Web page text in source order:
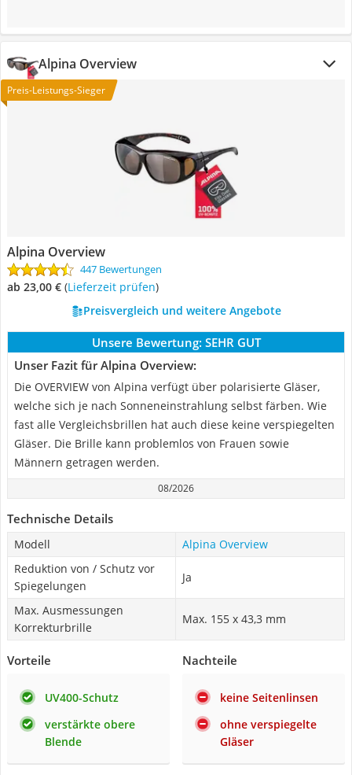
Alpina Overview
Preis-Leistungs-Sieger
Alpina Overview
447 Bewertungen
ab 23,00 € (Lieferzeit prüfen)
Preisvergleich und weitere Angebote
Unsere Bewertung: SEHR GUT
Unser Fazit für Alpina Overview:
Die OVERVIEW von Alpina verfügt über polarisierte Gläser,
welche sich je nach Sonneneinstrahlung selbst färben. Wie
fast alle Vergleichsbrillen hat auch diese keine verspiegelten
Gläser. Die Brille kann problemlos von Frauen sowie
Männern getragen werden.
08/2026
Technische Details
Modell
Alpina Overview
Reduktion von / Schutz vor
Spiegelungen
Ja
Max. Ausmessungen
Korrekturbrille
Max. 155 x 43,3 mm
Vorteile
UV400-Schutz
verstärkte obere
Blende
Nachteile
keine Seitenlinsen
ohne verspiegelte
Gläser